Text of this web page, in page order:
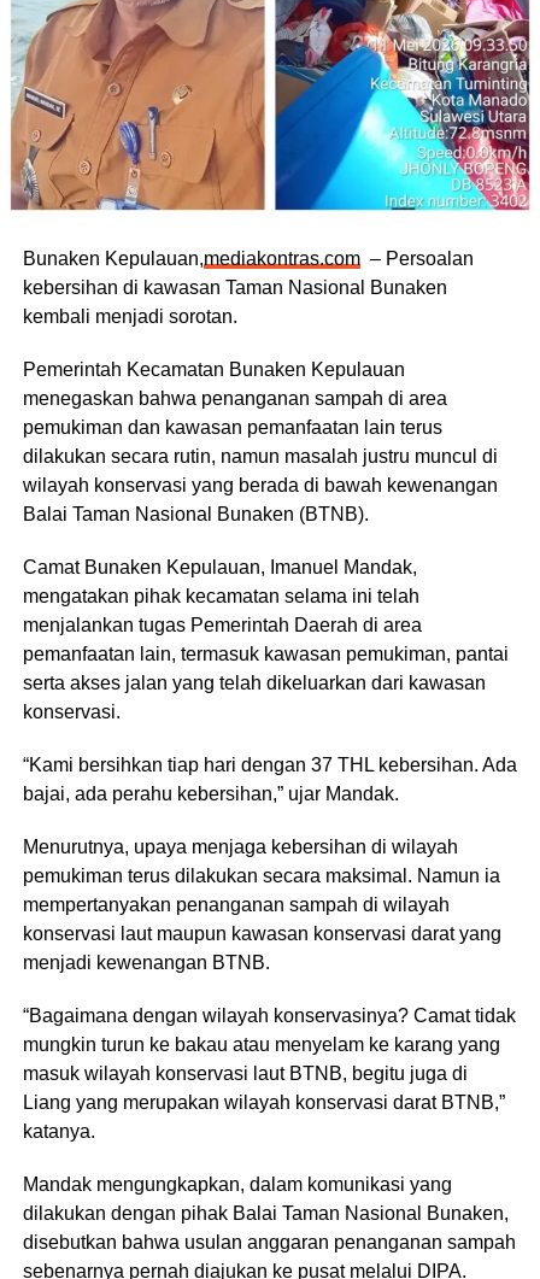
Bunaken Kepulauan,mediakontras.com– Persoalan
kebersihan di kawasan Taman Nasional Bunaken
kembali menjadi sorotan.
Pemerintah Kecamatan Bunaken Kepulauan
menegaskan bahwa penanganan sampah di area
pemukiman dan kawasan pemanfaatan lain terus
dilakukan secara rutin, namun masalah justru muncul di
wilayah konservasi yang berada di bawah kewenangan
Balai Taman Nasional Bunaken (BTNB).
Camat Bunaken Kepulauan, Imanuel Mandak,
mengatakan pihak kecamatan selama ini telah
menjalankan tugas Pemerintah Daerah di area
pemanfaatan lain, termasuk kawasan pemukiman, pantai
serta akses jalan yang telah dikeluarkan dari kawasan
konservasi.
“Kami bersihkan tiap hari dengan 37 THL kebersihan. Ada
bajai, ada perahu kebersihan,” ujar Mandak.
Menurutnya, upaya menjaga kebersihan di wilayah
pemukiman terus dilakukan secara maksimal. Namun ia
mempertanyakan penanganan sampah di wilayah
konservasi laut maupun kawasan konservasi darat yang
menjadi kewenangan BTNB.
“Bagaimana dengan wilayah konservasinya? Camat tidak
mungkin turun ke bakau atau menyelam ke karang yang
masuk wilayah konservasi laut BTNB, begitu juga di
Liang yang merupakan wilayah konservasi darat BTNB,”
katanya.
Mandak mengungkapkan, dalam komunikasi yang
dilakukan dengan pihak Balai Taman Nasional Bunaken,
disebutkan bahwa usulan anggaran penanganan sampah
sebenarnya pernah diajukan ke pusat melalui DIPA.